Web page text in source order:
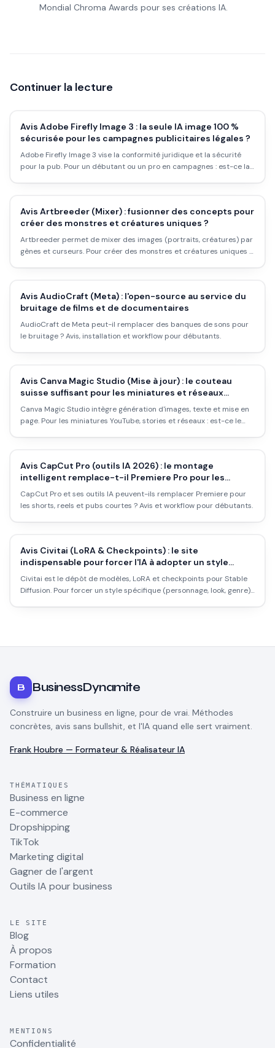
Mondial Chroma Awards pour ses créations IA.
Continuer la lecture
Avis Adobe Firefly Image 3 : la seule IA image 100 %
sécurisée pour les campagnes publicitaires légales ?
Adobe Firefly Image 3 vise la conformité juridique et la sécurité
pour la pub. Pour un débutant ou un pro en campagnes : est-ce la
Avis Artbreeder (Mixer) : fusionner des concepts pour
créer des monstres et créatures uniques ?
Artbreeder permet de mixer des images (portraits, créatures) par
gènes et curseurs. Pour créer des monstres et créatures uniques à
Avis AudioCraft (Meta) : l'open-source au service du
bruitage de films et de documentaires
AudioCraft de Meta peut-il remplacer des banques de sons pour
le bruitage ? Avis, installation et workflow pour débutants.
Avis Canva Magic Studio (Mise à jour) : le couteau
suisse suffisant pour les miniatures et réseaux
sociaux ?
Canva Magic Studio intègre génération d'images, texte et mise en
page. Pour les miniatures YouTube, stories et réseaux : est-ce le
Avis CapCut Pro (outils IA 2026) : le montage
intelligent remplace-t-il Premiere Pro pour les
formats courts ?
CapCut Pro et ses outils IA peuvent-ils remplacer Premiere pour
les shorts, reels et pubs courtes ? Avis et workflow pour débutants.
Avis Civitai (LoRA & Checkpoints) : le site
indispensable pour forcer l'IA à adopter un style
spécifique ?
Civitai est le dépôt de modèles, LoRA et checkpoints pour Stable
Diffusion. Pour forcer un style spécifique (personnage, look, genre) :
B BusinessDynamite
Construire un business en ligne, pour de vrai. Méthodes
concrètes, avis sans bullshit, et l'IA quand elle sert vraiment.
Frank Houbre — Formateur & Réalisateur IA
THÉMATIQUES
Business en ligne
E-commerce
Dropshipping
TikTok
Marketing digital
Gagner de l'argent
Outils IA pour business
LE SITE
Blog
À propos
Formation
Contact
Liens utiles
MENTIONS
Confidentialité